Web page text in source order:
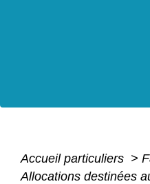
Accueil particuliers >
Allocations destinées